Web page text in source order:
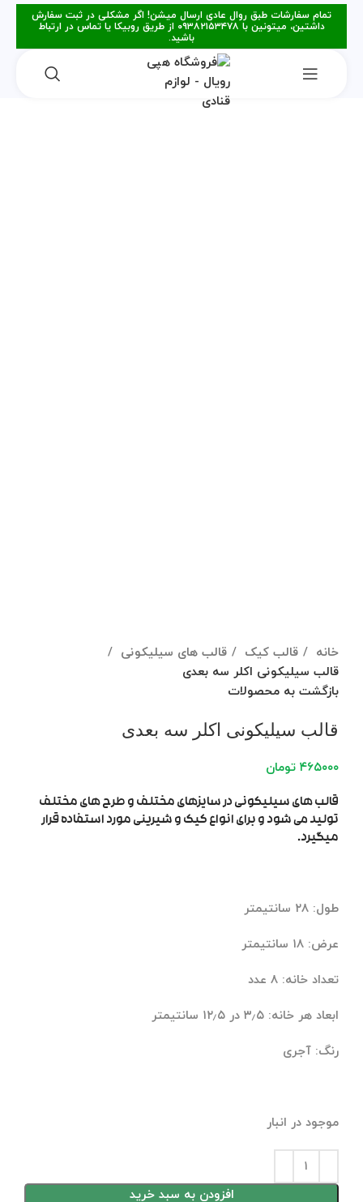
تمام سفارشات طبق روال عادی ارسال میشن! اگر مشکلی در ثبت سفارش
داشتین، میتونین با ۰۹۳۸۲۱۵۳۴۷۸ از طریق روبیکا یا تماس در ارتباط
باشید.
خانه قالب کیک
قالب های سیلیکونی
قالب سیلیکونی اکلر سه بعدی
بازگشت به محصولات
قالب سیلیکونی اکلر سه بعدی
۴۶۵۰۰۰ تومان
قالب های سیلیکونی در سایزهای مختلف و طرح های مختلف
تولید می شود و برای انواع کیک و شیرینی مورد استفاده قرار
میگیرد.
طول: ۲۸ سانتیمتر
عرض: ۱۸ سانتیمتر
تعداد خانه: ۸ عدد
ابعاد هر خانه: ۳٫۵ در ۱۲٫۵ سانتیمتر
رنگ: آجری
موجود در انبار
افزودن به سبد خرید